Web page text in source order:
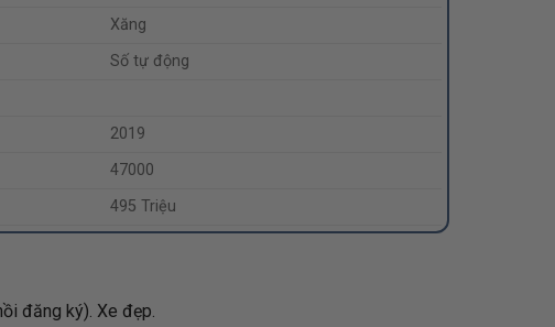
Xăng
Số tự động
2019
47000
495 Triệu
đăng ký). Xe đẹp.